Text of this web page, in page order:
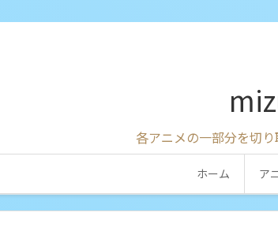
各アニメの一部分を切り
ホーム ア